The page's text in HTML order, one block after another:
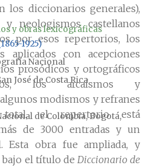
los diccionarios generales),
y neologismos castellanos
por esos repertorios, los
aplicados con acepciones
prosódicos y ortográficos
los arcaísmos y
modismos y refranes
total, el repertorio está
de 3000 entradas y un
Esta obra fue ampliada, y
bajo el título de Diccionario de
y obras lexicográficas
1925)
Nacional
José de Costa Rica
de Colombia, Bogotá,